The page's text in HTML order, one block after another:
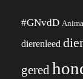
#GNvdD
dierenleed
gered